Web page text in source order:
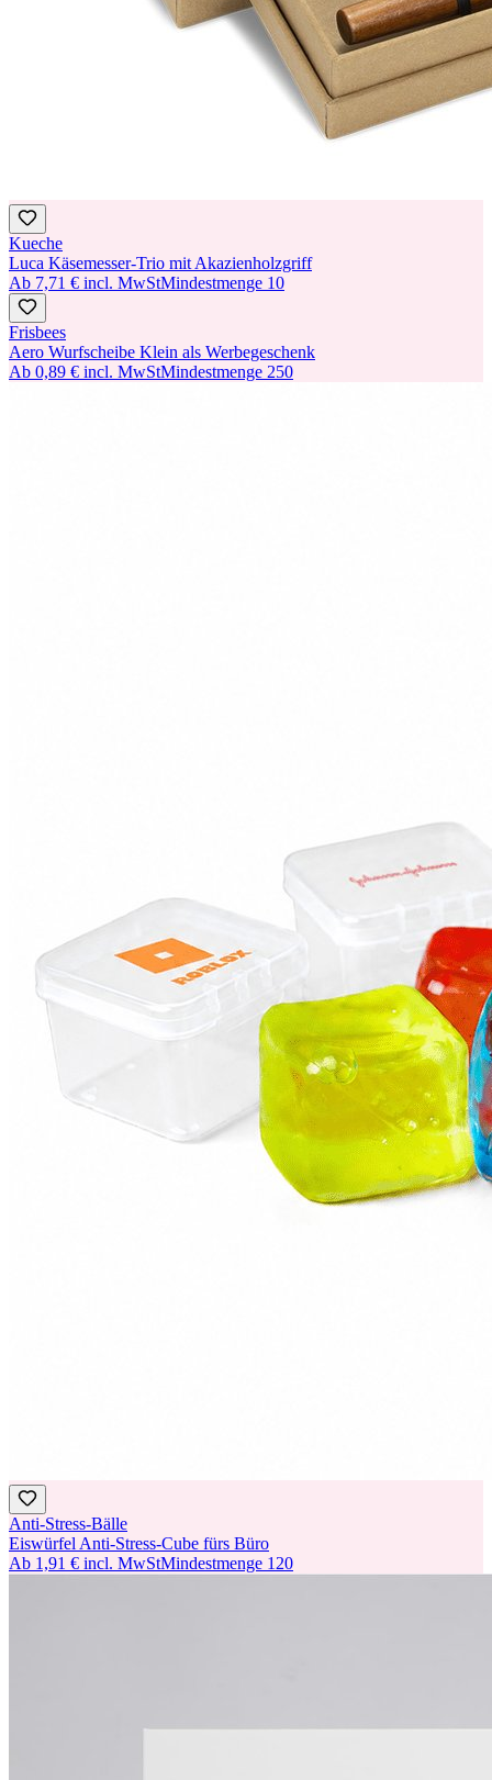
Kueche
Luca Käsemesser-Trio mit Akazienholzgriff
Ab 7,71 € incl. MwStMindestmenge 10
Frisbees
Aero Wurfscheibe Klein als Werbegeschenk
Ab 0,89 € incl. MwStMindestmenge 250
Anti-Stress-Bälle
Eiswürfel Anti-Stress-Cube fürs Büro
Ab 1,91 € incl. MwStMindestmenge 120